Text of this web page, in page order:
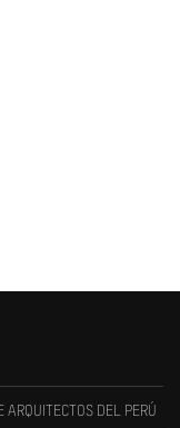
ARQUITECTOS DEL PERÚ